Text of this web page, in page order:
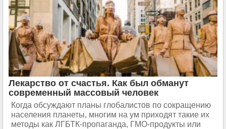
Лекарство от счастья. Как был обманут
современный массовый человек
Когда обсуждают планы глобалистов по сокращению
населения планеты, многим на ум приходят такие их
методы как ЛГБТК-пропаганда, ГМО-продукты или